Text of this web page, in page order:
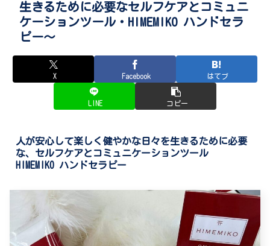
生きるために必要なセルフケアとコミュニ
ケーションツール・HIMEMIKO ハンドセラ
ピー～
X Facebook はてブ
LINE コピー
人が安心して楽しく健やかな日々を生きるために必要
な、セルフケアとコミュニケーションツール
HIMEMIKO ハンドセラピー